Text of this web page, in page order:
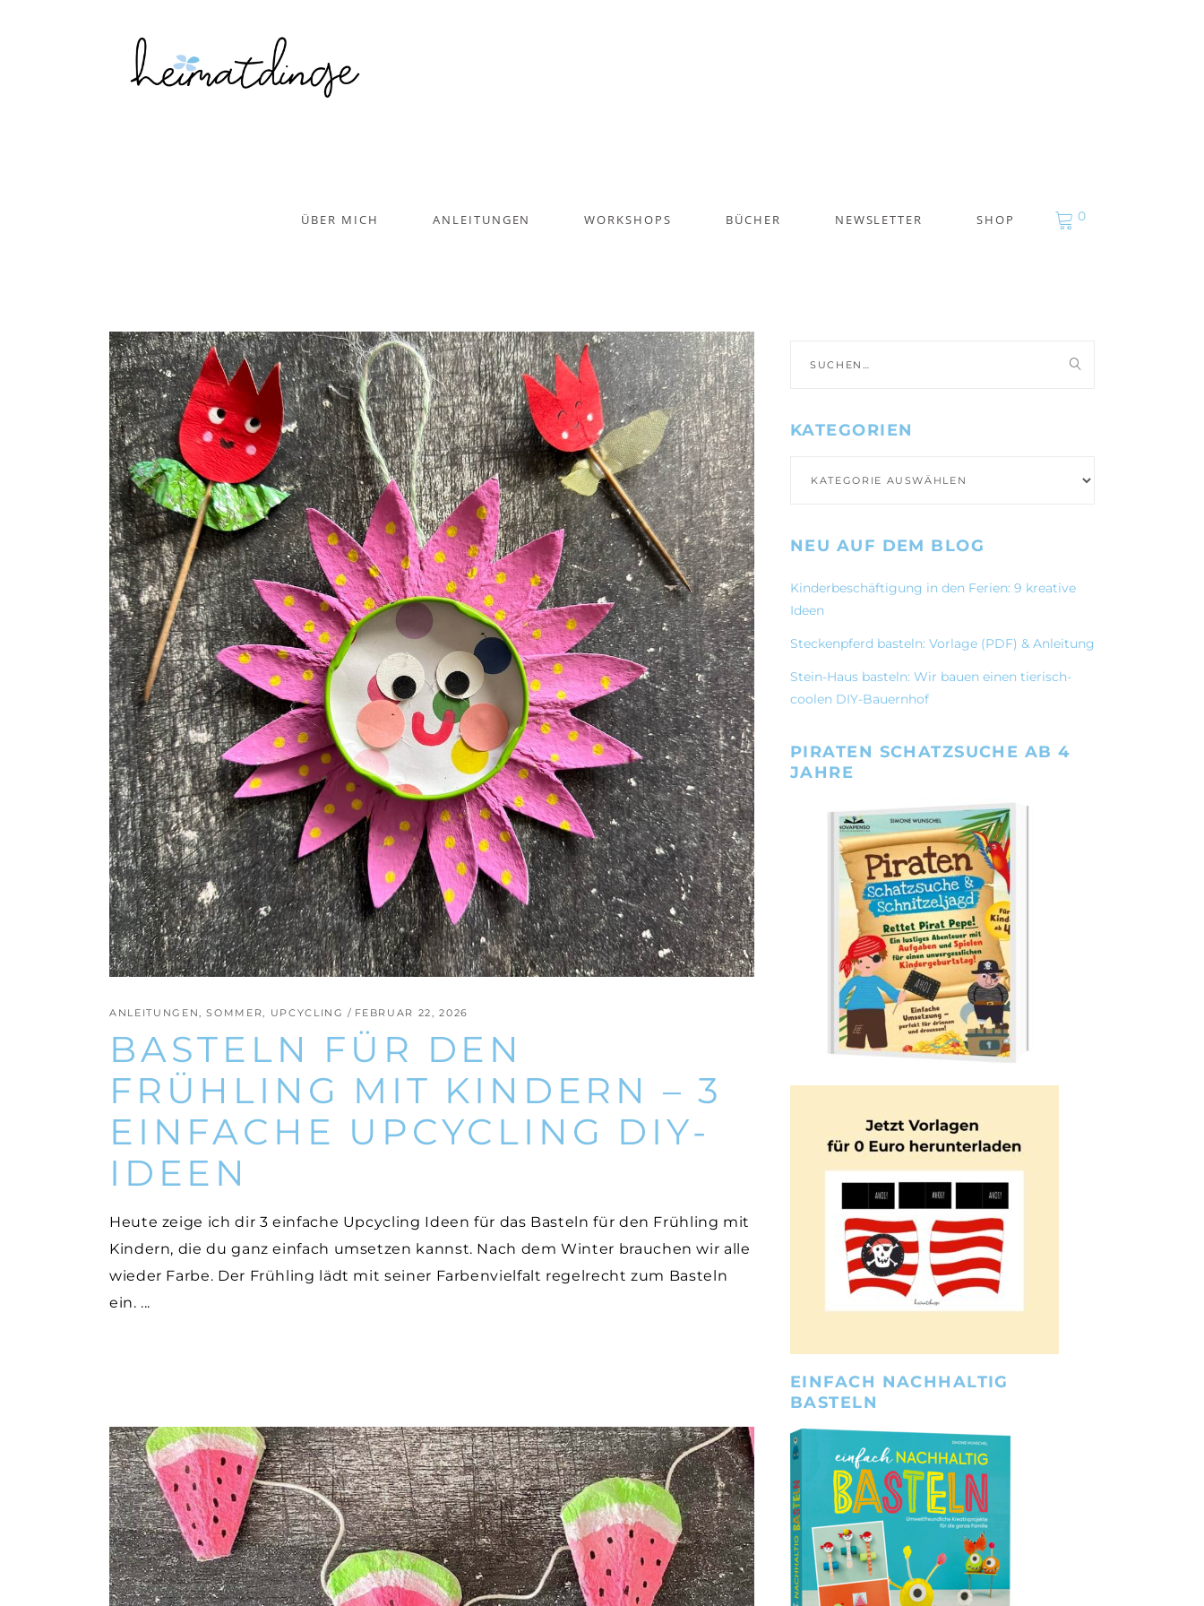
ÜBER MICH ANLEITUNGEN WORKSHOPS BÜCHER NEWSLETTER SHOP 0
ANLEITUNGEN,SOMMER, UPCYCLING FEBRUAR 22, 2026
BASTELN FÜR DEN
FRÜHLING MIT KINDERN – 3
EINFACHE UPCYCLING DIY-
IDEEN
Heute zeige ich dir 3 einfache Upcycling Ideen für das Basteln für den Frühling mit
Kindern, die du ganz einfach umsetzen kannst. Nach dem Winter brauchen wir alle
wieder Farbe. Der Frühling lädt mit seiner Farbenvielfalt regelrecht zum Basteln
ein.
nach:
KATEGORIEN
NEU AUF DEM BLOG
Kinderbeschäftigung in den Ferien: 9 kreative
Ideen
Steckenpferd basteln: Vorlage (PDF) & Anleitung
Stein-Haus basteln: Wir bauen einen tierisch-
coolen DIY-Bauernhof
PIRATEN SCHATZSUCHE AB 4
JAHRE
EINFACH NACHHALTIG
BASTELN